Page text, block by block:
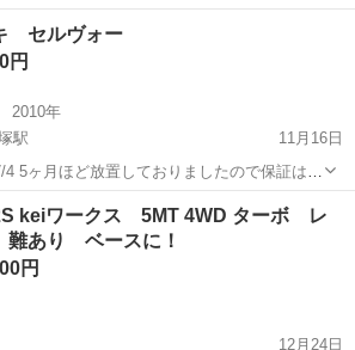
Ｋｅｉ ■ グレード名： Ａ キーレス
ア枚数： 5D ■ ミッション： AT4速 ...
セルヴォー
円
2010年
駅
11月16日
はご
keiワークス 5MT 4WD ターボ レ
難あり ベースに！
円
12月24日